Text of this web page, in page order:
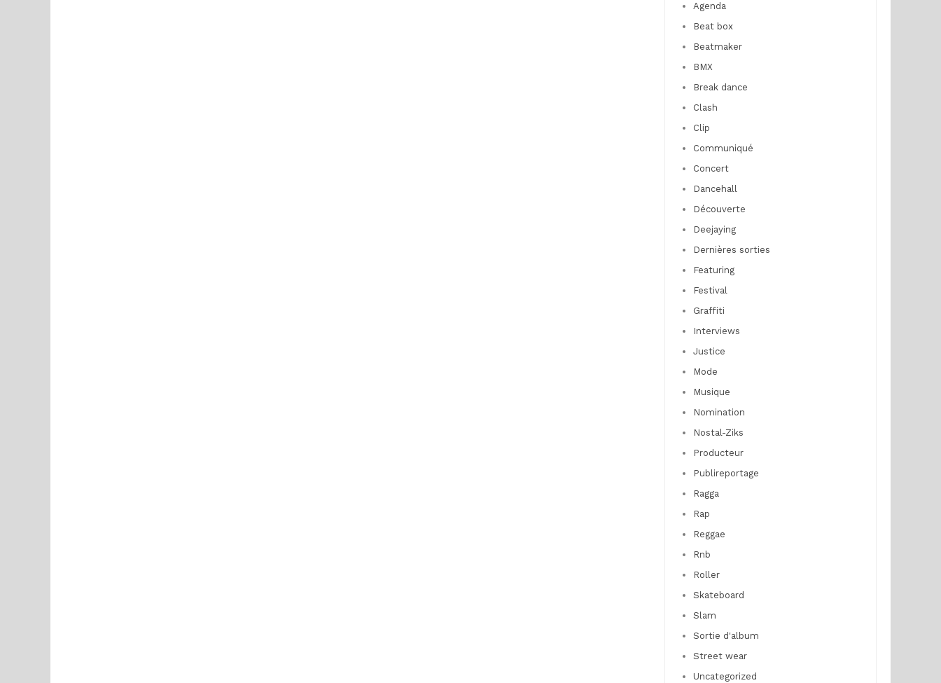
Agenda
Beat box
Beatmaker
BMX
Break dance
Clash
Clip
Communiqué
Concert
Dancehall
Découverte
Deejaying
Dernières sorties
Featuring
Festival
Graffiti
Interviews
Justice
Mode
Musique
Nomination
Nostal-Ziks
Producteur
Publireportage
Ragga
Rap
Reggae
Rnb
Roller
Skateboard
Slam
Sortie d'album
Street wear
Uncategorized